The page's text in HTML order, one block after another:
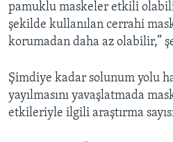
pamuklu maskeler etkili
şekilde kullanılan cerrahi
korumadan daha az olabilir,”
Şimdiye kadar solunum yolu
yayılmasını yavaşlatmada
etkileriyle ilgili araştırma